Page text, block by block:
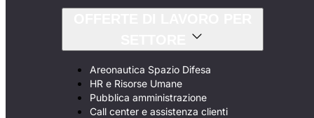
Areonautica Spazio Difesa
HR e Risorse Umane
Pubblica amministrazione
Call center e assistenza clienti